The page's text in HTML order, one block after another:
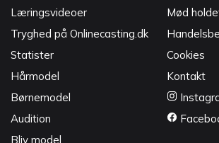
Læringsvideoer
Tryghed på Onlinecasting.dk
Statister
Hårmodel
Børnemodel
Audition
Bliv model
Mød
Cookies
Kontakt